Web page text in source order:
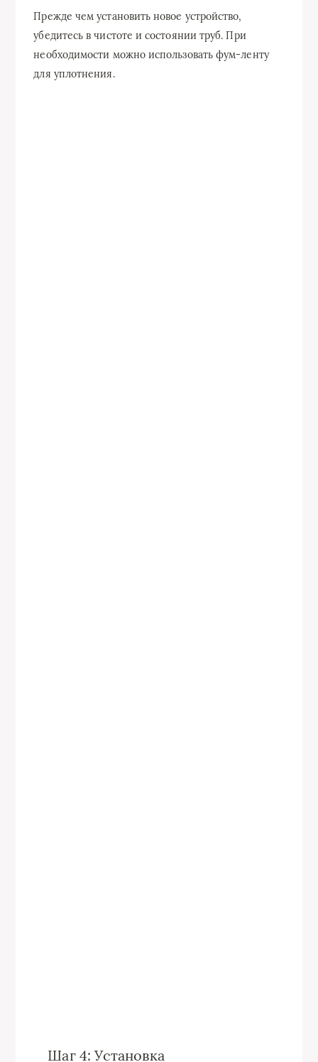
Прежде чем установить новое устройство,
убедитесь в чистоте и состоянии труб. При
необходимости можно использовать фум-ленту
для уплотнения.
Шаг 4: Установка